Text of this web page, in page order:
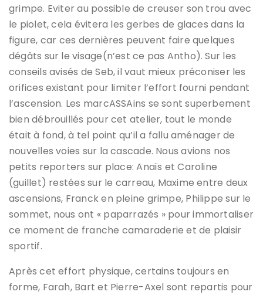
grimpe. Eviter au possible de creuser son trou avec
le piolet, cela évitera les gerbes de glaces dans la
figure, car ces dernières peuvent faire quelques
dégâts sur le visage(n’est ce pas Antho). Sur les
conseils avisés de Seb, il vaut mieux préconiser les
orifices existant pour limiter l’effort fourni pendant
l’ascension. Les marcASSAins se sont superbement
bien débrouillés pour cet atelier, tout le monde
était à fond, à tel point qu’il a fallu aménager de
nouvelles voies sur la cascade. Nous avions nos
petits reporters sur place: Anaïs et Caroline
(guillet) restées sur le carreau, Maxime entre deux
ascensions, Franck en pleine grimpe, Philippe sur le
sommet, nous ont « paparrazés » pour immortaliser
ce moment de franche camaraderie et de plaisir
sportif.
Après cet effort physique, certains toujours en
forme, Farah, Bart et Pierre-Axel sont repartis pour